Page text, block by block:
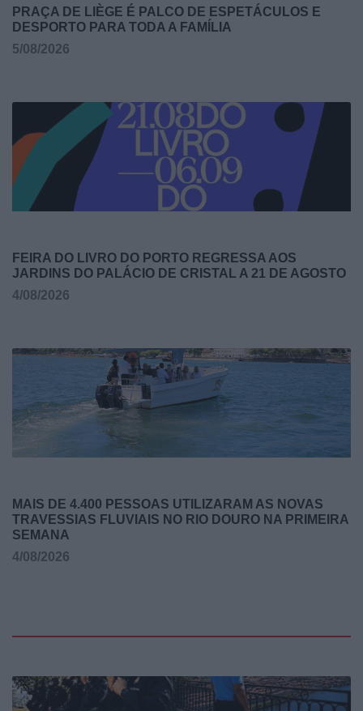
PRAÇA DE LIÈGE É PALCO DE ESPETÁCULOS E
DESPORTO PARA TODA A FAMÍLIA
5/08/2026
FEIRA DO LIVRO DO PORTO REGRESSA AOS
JARDINS DO PALÁCIO DE CRISTAL A 21 DE AGOSTO
4/08/2026
MAIS DE 4.400 PESSOAS UTILIZARAM AS NOVAS
TRAVESSIAS FLUVIAIS NO RIO DOURO NA PRIMEIRA
SEMANA
4/08/2026